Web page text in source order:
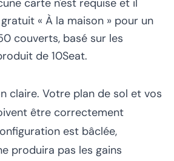
carte n'est requise et il
« À la maison » pour un
couverts, basé sur les
de 10Seat.
claire. Votre plan de sol et vos
être correctement
est bâclée,
produira pas les gains